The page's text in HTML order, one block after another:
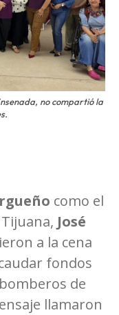
no compartió la
como el
José
a la cena
fondos
de
llamaron